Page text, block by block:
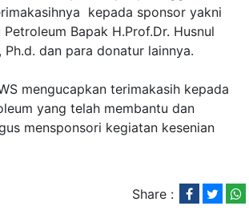
kepada sponsor yakni
Petroleum Bapak H.Prof.Dr. Husnul
Ph.d. dan para donatur lainnya.
mengucapkan terimakasih kepada
yang telah membantu dan
mensponsori kegiatan kesenian
Share :